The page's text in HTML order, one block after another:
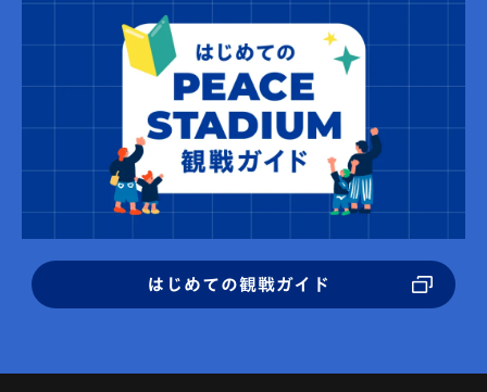
はじめての観戦ガイド